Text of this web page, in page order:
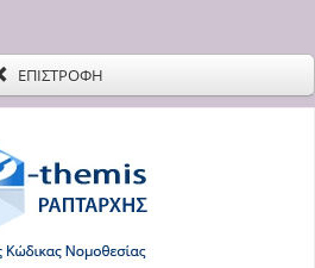
ΕΠΙΣΤΡΟΦΗ